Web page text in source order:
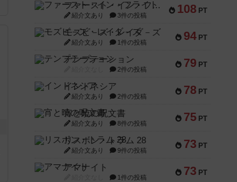
108 PT
ファースト・イン・フライト
紹介文あり 3件の投稿
94 PT
モズビ－ズ・レイダ－ズ
紹介文あり 1件の投稿
79 PT
テンプテーション
2件の投稿
78 PT
インドネシア
紹介文あり 2件の投稿
75 PT
宵と暁の呪文書
紹介文あり 8件の投稿
73 PT
リスボン・トラム 28
紹介文あり 9件の投稿
73 PT
アマナイト
1件の投稿